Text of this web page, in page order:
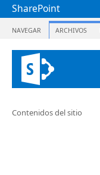
SharePoint
NAVEGAR ARCHIVOS
Contenidos del sitio